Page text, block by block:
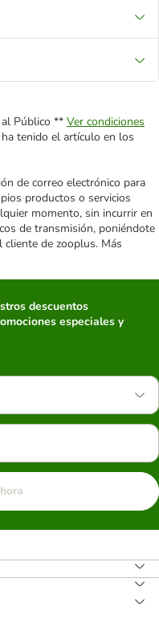
Público ** Ver condiciones
tenido el artículo en los
de correo electrónico para
productos o servicios
momento, sin incurrir en
de transmisión, poniéndote
cliente de zooplus. Más
descuentos
especiales y